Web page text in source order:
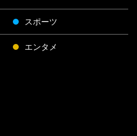
スポーツ
エンタメ